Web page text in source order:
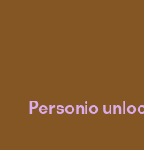
Personio